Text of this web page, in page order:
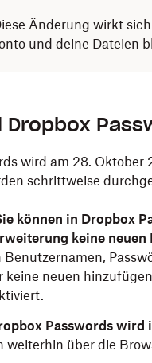
Änderung wirkt
und deine Dateien
Dropbox
wird am 28.
schrittweise
können in Dropbox
keine
Benutzernamen,
keine neuen
Passwords
weiterhin über die